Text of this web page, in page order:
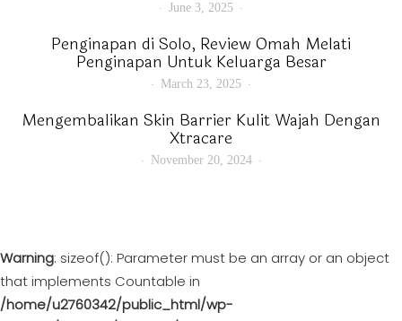
June 3, 2025
Penginapan di Solo, Review Omah Melati
Penginapan Untuk Keluarga Besar
March 23, 2025
Mengembalikan Skin Barrier Kulit Wajah Dengan
Xtracare
November 20, 2024
Warning: sizeof(): Parameter must be an array or an object
that implements Countable in
/home/u2760342/public_html/wp-